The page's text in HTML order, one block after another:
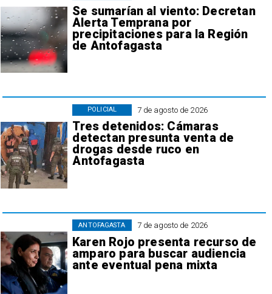
Se sumarían al viento: Decretan
Alerta Temprana por
precipitaciones para la Región
de Antofagasta
7 de agosto de 2026
Tres detenidos: Cámaras
detectan presunta venta de
drogas desde ruco en
Antofagasta
POLICIAL
7 de agosto de 2026
Karen Rojo presenta recurso de
amparo para buscar audiencia
ante eventual pena mixta
ANTOFAGASTA